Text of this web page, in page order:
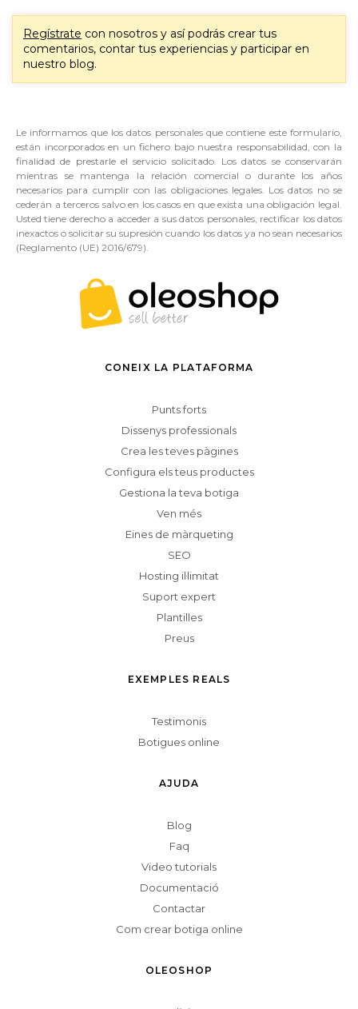
Regístrate con nosotros y así podrás crear tus
comentarios, contar tus experiencias y participar en
nuestro blog.
Le informamos que los datos personales que contiene este formulario,
están incorporados en un fichero bajo nuestra responsabilidad, con la
finalidad de prestarle el servicio solicitado. Los datos se conservarán
mientras se mantenga la relación comercial o durante los años
necesarios para cumplir con las obligaciones legales. Los datos no se
cederán a terceros salvo en los casos en que exista una obligación legal.
Usted tiene derecho a acceder a sus datos personales, rectificar los datos
inexactos o solicitar su supresión cuando los datos ya no sean necesarios
(Reglamento (UE) 2016/679).
CONEIX LA PLATAFORMA
Punts forts
Dissenys professionals
Crea les teves pàgines
Configura els teus productes
Gestiona la teva botiga
Ven més
Eines de màrqueting
SEO
Hosting il·limitat
Suport expert
Plantilles
Preus
EXEMPLES REALS
Testimonis
Botigues online
AJUDA
Blog
Faq
Video tutorials
Documentació
Contactar
Com crear botiga online
OLEOSHOP